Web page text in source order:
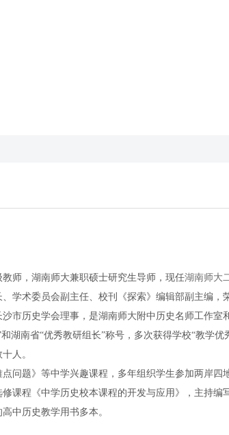
师，湖南师大兼职硕士研究生导师，现任湖南师大
学术委员会副主任、校刊《探索》编辑部副主编
市历史学会理事，是湖南师大附中历史名师工作室
湖南省“优秀教研组长”称号，多次获得学校“教学
人。
问题》等中学兴趣课程，多年组织学生参加两岸
课程《中学历史校本课程的开发与应用》，主持
中历史教学用书多本。